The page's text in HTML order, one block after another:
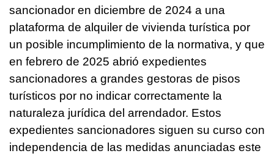
sancionador en diciembre de 2024 a una
plataforma de alquiler de vivienda turística por
un posible incumplimiento de la normativa, y que
en febrero de 2025 abrió expedientes
sancionadores a grandes gestoras de pisos
turísticos por no indicar correctamente la
naturaleza jurídica del arrendador. Estos
expedientes sancionadores siguen su curso con
independencia de las medidas anunciadas este